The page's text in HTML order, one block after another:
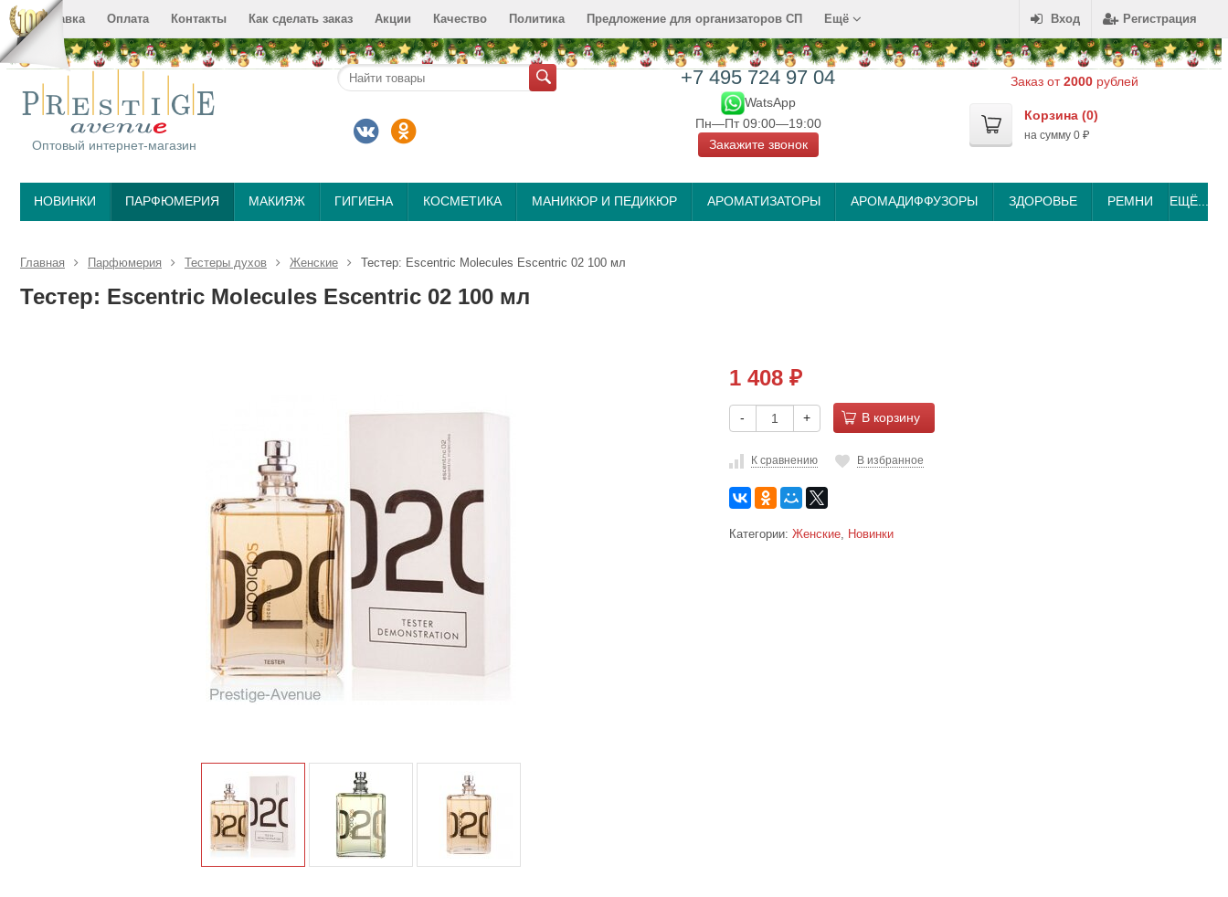
Вход Регистрация
Доставка Оплата Контакты Как сделать заказ Акции Качество Политика Предложение для организаторов СП Ещё
Оптовый интернет-магазин
+7 495 724 97 04
WatsApp
Пн—Пт 09:00—19:00
Закажите звонок
Заказ от2000 рублей
Корзина (0)
на сумму 0 ₽
НОВИНКИ ПАРФЮМЕРИЯ МАКИЯЖ ГИГИЕНА КОСМЕТИКА МАНИКЮР И ПЕДИКЮР АРОМАТИЗАТОРЫ АРОМАДИФФУЗОРЫ ЗДОРОВЬЕ РЕМНИ ЕЩЁ...
Главная Парфюмерия Тестеры духов Женские Тестер: Escentric Molecules Escentric 02 100 мл
Тестер: Escentric Molecules Escentric 02 100 мл
1 408 ₽
- + В корзину
К сравнению В избранное
Категории: Женские, Новинки